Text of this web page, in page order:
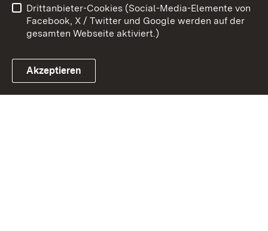
Link zum Landesportal
Impressum Cookies
Drittanbieter-Cookies (Social-Media-Elemente von
Facebook, X / Twitter und Google werden auf der
gesamten Webseite aktiviert.)
Akzeptieren